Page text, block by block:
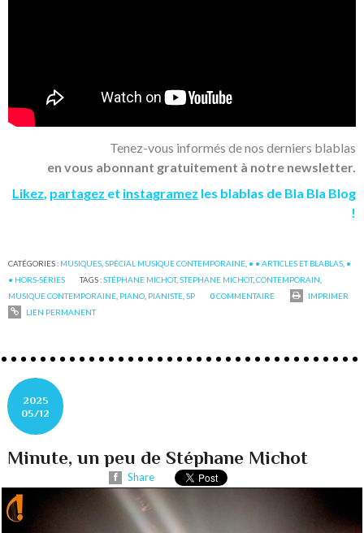
Tenez-vous informés de nos derniers blablas
en vous abonnant gratuitement à notre newsletter.
Likez, partagez et instagramez les blablas de Bla Bla Blog
!
CATÉGORIES : MUSIQUES,SPÉCIAL MUSIQUE CONTEMPORAINE, • • ARTICLES ET BLABLAS, •
• HORS-SÉRIES
TAGS :STÉPHANE MICHOT,STEPHANE MICHOT,CONTEMPORAIN,
MUSIQUE CONTEMPORAINE, PIANO, PIANISTE,SP 0COMMENTAIRE
IMPRIMER
LIEN PERMANENT
2025
05/12
Minute, un peu de Stéphane Michot
Share